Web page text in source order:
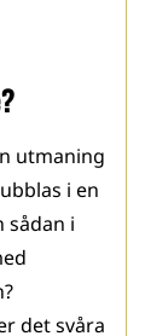
utmaning
i en
sådan i
det svåra